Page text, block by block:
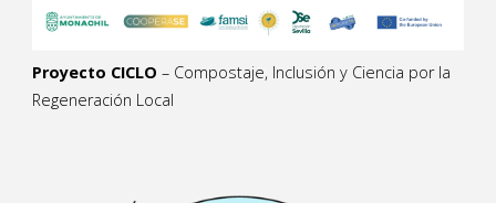
Proyecto CICLO – Compostaje, Inclusión y Ciencia por la
Regeneración Local